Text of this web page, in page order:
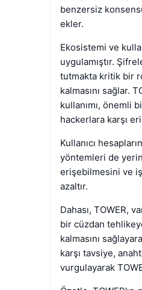
benzersiz
ekler.
Ekosistemi ve
uygulamıştır.
tutmakta kritik bir
kalmasını sağlar.
kullanımı, önemli
hackerlara karşı
Kullanıcı
yöntemleri de
erişebilmesini ve
azaltır.
Dahası, TOWER,
bir cüzdan
kalmasını
karşı tavsiye,
vurgulayarak